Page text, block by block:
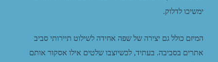
ימשיכו לדלוק.
המיזם כולל גם יצירה של שפה אחידה לשילוט תיירותי סביב
אתרים בסביבה. בעתיד, לכשיוצבו שלטים אילו אסקור אותם